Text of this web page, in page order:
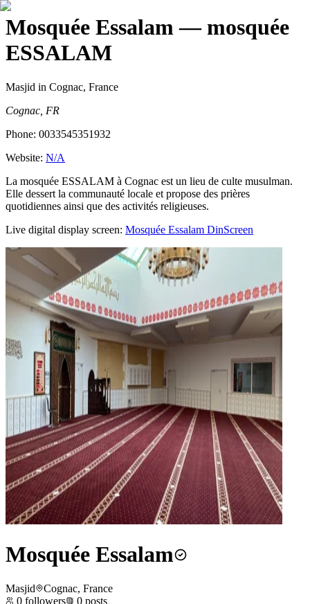
Mosquée Essalam— mosquée
ESSALAM
Masjid in Cognac, France
Cognac, FR
Phone: 0033545351932
Website: N/A
La mosquée ESSALAM à Cognac est un lieu de culte musulman.
Elle dessert la communauté locale et propose des prières
quotidiennes ainsi que des activités religieuses.
Live digital display screen: Mosquée Essalam DinScreen
Mosquée Essalam
Masjid
Cognac, France
0 followers 0 posts